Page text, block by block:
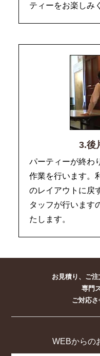
ティーをお楽しみ
3.後
パーティーが終わ
作業を行います。
のレイアウトに戻
タッフが行います
たします。
お見積り、ご注
専門
ご対応さ
WEBからの